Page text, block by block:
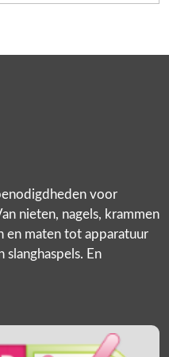
voor
nieten, nagels, krammen
en maten tot apparatuur
slanghaspels. En